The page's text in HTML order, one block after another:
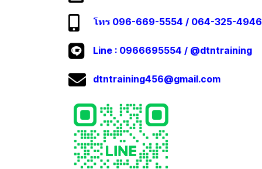
โทร 096-669-5554 / 064-325-4946
Line : 0966695554 / @dtntraining
dtntraining456@gmail.com